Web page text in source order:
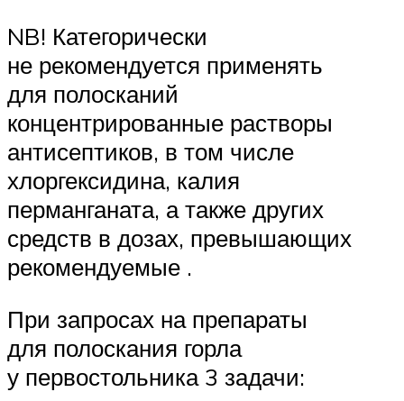
NB! Категорически
не рекомендуется применять
для полосканий
концентрированные растворы
антисептиков, в том числе
хлоргексидина, калия
перманганата, а также других
средств в дозах, превышающих
рекомендуемые .
При запросах на препараты
для полоскания горла
у первостольника 3 задачи: